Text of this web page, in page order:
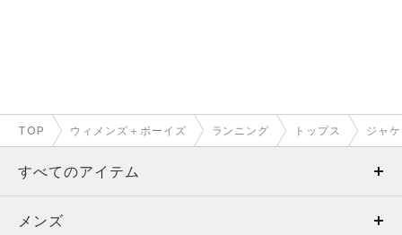
TOP ウィメンズ＋ボーイズ ランニング トップス ジャ
すべてのアイテム
メンズ
メンズ